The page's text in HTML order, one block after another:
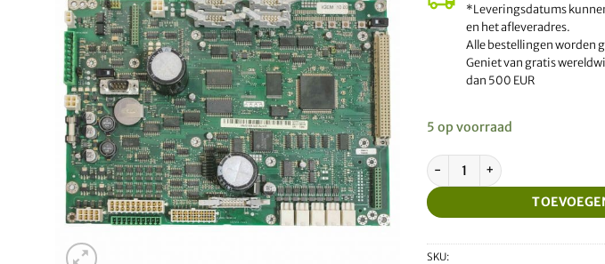
*Leveringsdatums
en het afleveradres.
Alle bestellingen worden
Geniet van gratis
dan 500 EUR
5 op voorraad
Gereviseerd Wayne Dresser
SKU: